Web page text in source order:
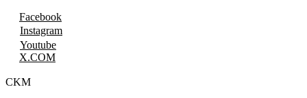
Facebook
Instagram
Youtube
X.COM
CKM